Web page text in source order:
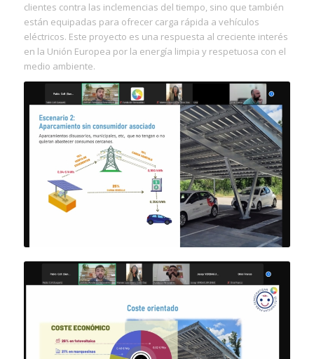
clientes contra las inclemencias del tiempo, sino que también
están equipadas para ofrecer carga rápida a vehículos
eléctricos. Este proyecto es una respuesta al creciente interés
en la Unión Europea por la energía limpia y respetuosa con el
medio ambiente.